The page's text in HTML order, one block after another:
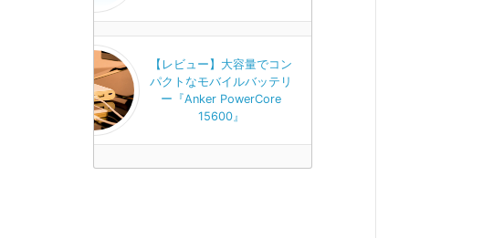
【レビュー】大容量でコン
パクトなモバイルバッテリ
ー『Anker PowerCore
15600』